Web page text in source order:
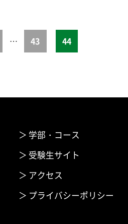
… 43 44
学部・コース
受験生サイト
アクセス
プライバシーポリシー